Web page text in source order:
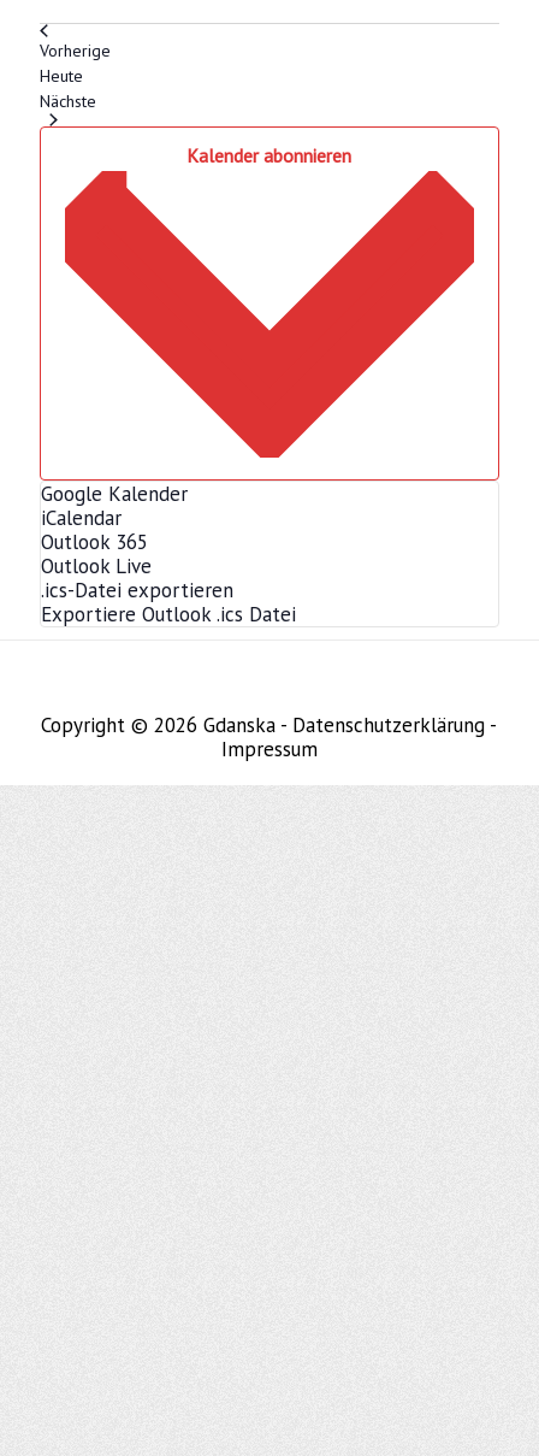
VorherigeVeranstaltungen
Heute
NächsteVeranstaltungen
Kalender abonnieren
Google Kalender
iCalendar
Outlook 365
Outlook Live
.ics-Datei exportieren
Exportiere Outlook .ics Datei
Copyright © 2026Gdanska - Datenschutzerklärung -
Impressum